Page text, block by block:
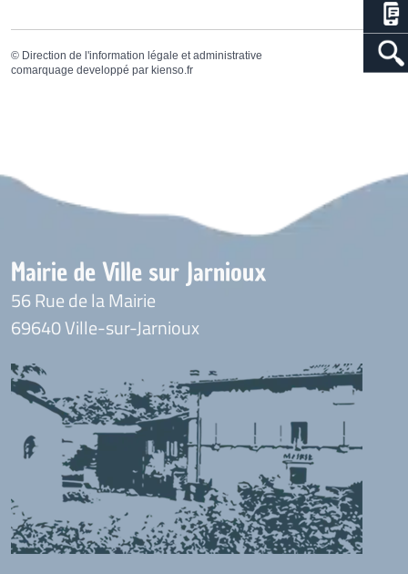
© Direction de l'information légale et administrative
comarquage developpé par kienso.fr
Mairie de Ville sur Jarnioux
56 Rue de la Mairie
69640 Ville-sur-Jarnioux